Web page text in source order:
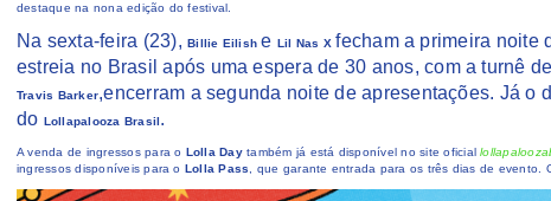
destaque na nona edição do festival.
Na sexta-feira (23),Billie Eilishe Lil Nas X fecham a primeira noite
estreia no Brasil após uma espera de 30 anos, com a turnê
Travis Barker,encerram a segunda noite de apresentações. Já o
do Lollapalooza Brasil.
A venda de ingressos para o Lolla Daytambém já está disponível no site oficial
ingressos disponíveis para o Lolla Pass , que garante entrada para os três dias de evento.